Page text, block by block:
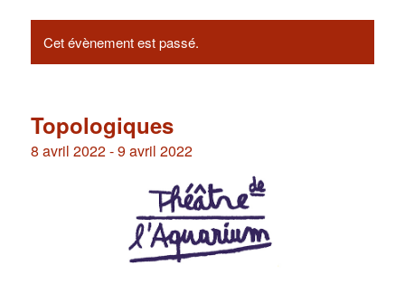
Cet évènement est passé.
Topologiques
8 avril 2022-9 avril 2022